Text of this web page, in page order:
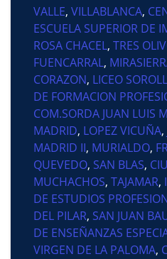
VALLE, VILLABLANCA,
ESCUELA SUPERIOR DE
ROSA CHACEL, TRES
FUENCARRAL,
CORAZON, LICEO
DE FORMACION
COM.SORDA JUAN LUIS
MADRID, LOPEZ VICUÑA,
MADRID II, MURIALDO,
QUEVEDO, SAN BLAS,
MUCHACHOS, TAJAMAR,
DE ESTUDIOS
DEL PILAR, SAN JUAN
DE ENSEÑANZAS
VIRGEN DE LA PALOMA,